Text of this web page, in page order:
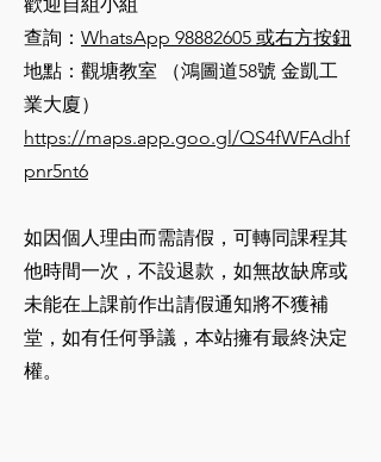
​查詢： WhatsApp 98882605 或右方按鈕
地點：觀塘教室 （鴻圖道58號 金凱工
業大廈）
https://maps.app.goo.gl/QS4fWFAdhf
pnr5nt6
如因個人理由而需請假，可轉同課程其
他時間一次，不設退款，如無故缺席或
未能在上課前作出請假通知將不獲補
堂，如有任何爭議，本站擁有最終決定
權。